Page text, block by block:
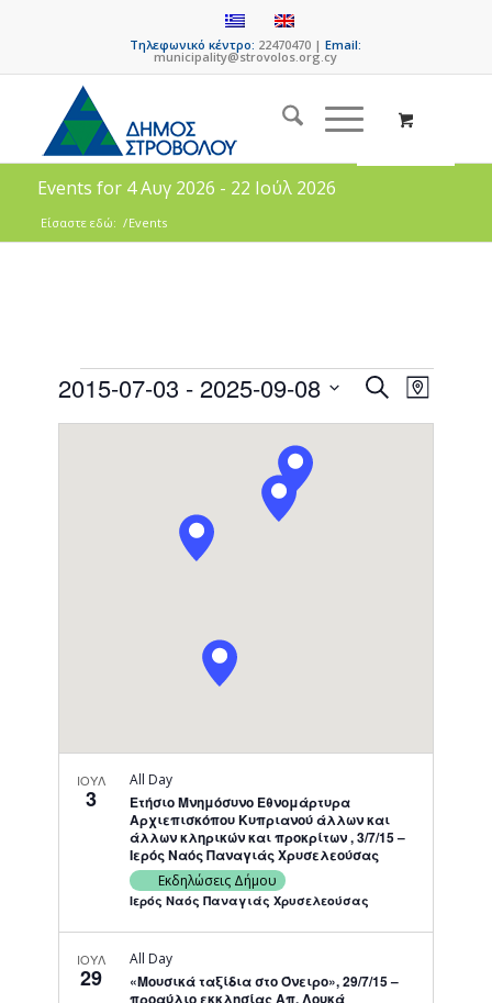
Τηλεφωνικό κέντρο: 22470470 |Email:
municipality@strovolos.org.cy
Events for 4 Αυγ 2026 - 22 Ιούλ 2026
Είσαστε εδώ: /Events
Events
Search
SearchEvent
Views
Map
2015-07-03 - 2025-09-08
ΙΟΥΛ
3
Ετήσιο Μνημόσυνο Εθνομάρτυρα
Αρχιεπισκόπου Κυπριανού άλλων και
άλλων κληρικών και προκρίτων , 3/7/15 –
Ιερός Ναός Παναγιάς Χρυσελεούσας
All Day
Εκδηλώσεις Δήμου
Ιερός Ναός Παναγιάς Χρυσελεούσας
ΙΟΥΛ
29
«Μουσικά ταξίδια στο Όνειρο», 29/7/15 –
προαύλιο εκκλησίας Απ. Λουκά
All Day